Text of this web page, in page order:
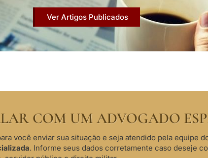
Ver Artigos Publicados
COM UM ADVOGADO
você enviar sua situação e seja atendido pela equipe
. Informe seus dados corretamente caso deseje